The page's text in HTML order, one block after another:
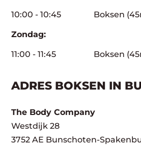
10:00 - 10:45 Boksen
Zondag:
11:00 - 11:45 Boksen
ADRES BOKSEN IN
The Body Company
Westdijk 28
3752 AE Bunschoten-